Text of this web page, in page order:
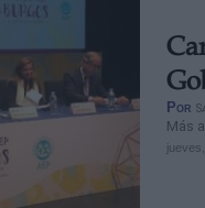
Por
Más